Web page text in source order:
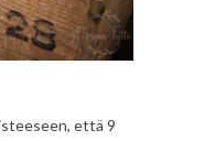
että 9